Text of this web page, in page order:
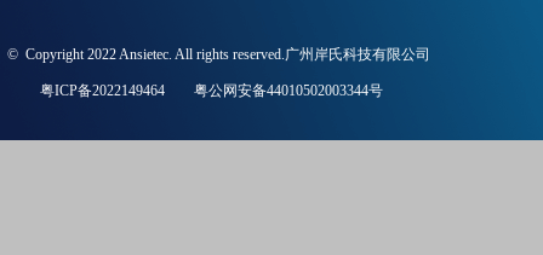
© Copyright 2022 Ansietec. All rights reserved.广州岸氏科技有限公司
粤ICP备2022149464 粤公网安备44010502003344号